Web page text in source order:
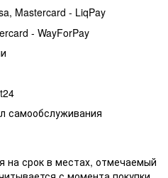
Mastercard - LiqPay
- WayForPay
самообслуживания
на срок в местах, отмечаемый